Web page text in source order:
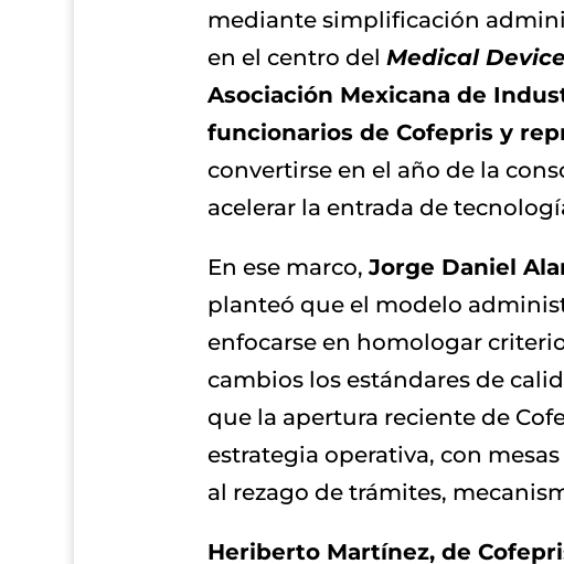
mediante simplificación
en el centro delMedical
Asociación Mexicana de
funcionarios de Cofepris y
convertirse en el año de la
acelerar la entrada de
En ese marco,Jorge Daniel
planteó que el modelo
enfocarse en homologar
cambios los estándares de
que la apertura reciente de
estrategia operativa, con
al rezago de trámites,
Heriberto Martínez, de